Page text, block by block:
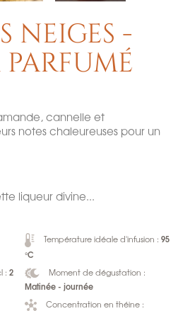
NEIGES -
cannelle et
notes chaleureuses pour un
liqueur divine...
Température idéale d'infusion : 95
°C
: 2
Moment de dégustation :
Matinée - journée
Concentration en théine :